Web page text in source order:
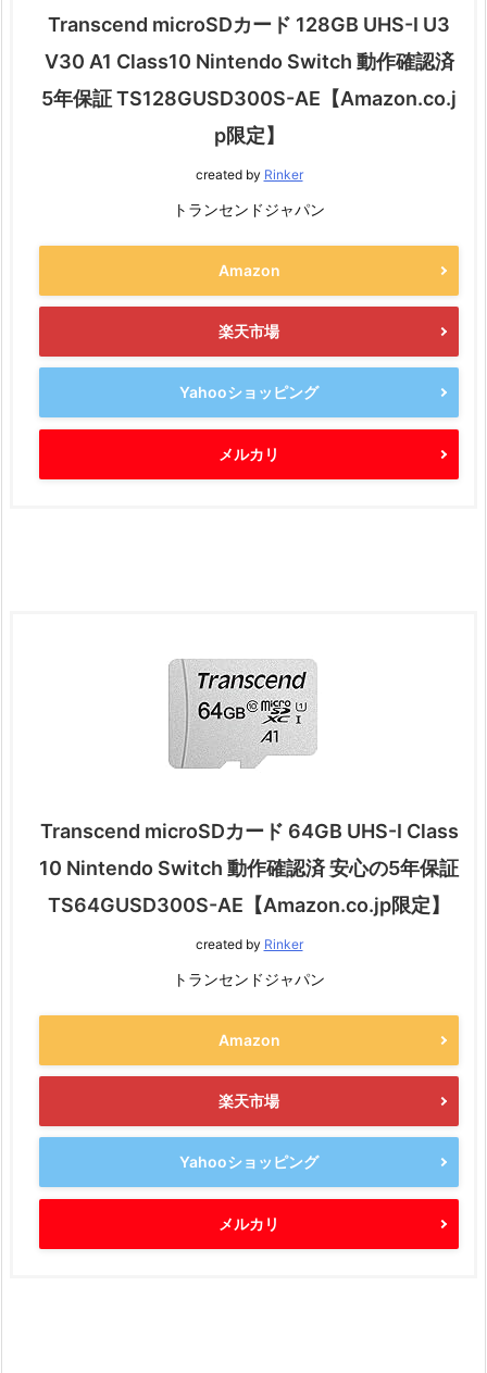
Transcend microSDカード 128GB UHS-I U3
V30 A1 Class10 Nintendo Switch 動作確認済
5年保証 TS128GUSD300S-AE【Amazon.co.j
p限定】
created by Rinker
トランセンドジャパン
Amazon
楽天市場
Yahooショッピング
メルカリ
Transcend microSDカード 64GB UHS-I Class
10 Nintendo Switch 動作確認済 安心の5年保証
TS64GUSD300S-AE【Amazon.co.jp限定】
created by Rinker
トランセンドジャパン
Amazon
楽天市場
Yahooショッピング
メルカリ